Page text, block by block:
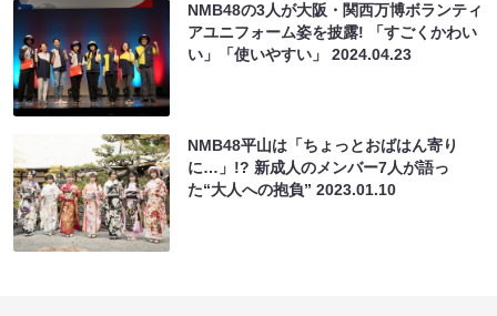
NMB48の3人が大阪・関西万博ボランティ
アユニフォーム姿を披露! 「すごくかわい
い」「使いやすい」2024.04.23
NMB48平山は「ちょっとおばはん寄り
に…」!? 新成人のメンバー7人が語っ
た“大人への抱負”2023.01.10